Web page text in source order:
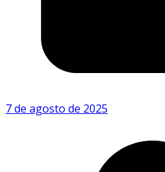
7 de agosto de 2025